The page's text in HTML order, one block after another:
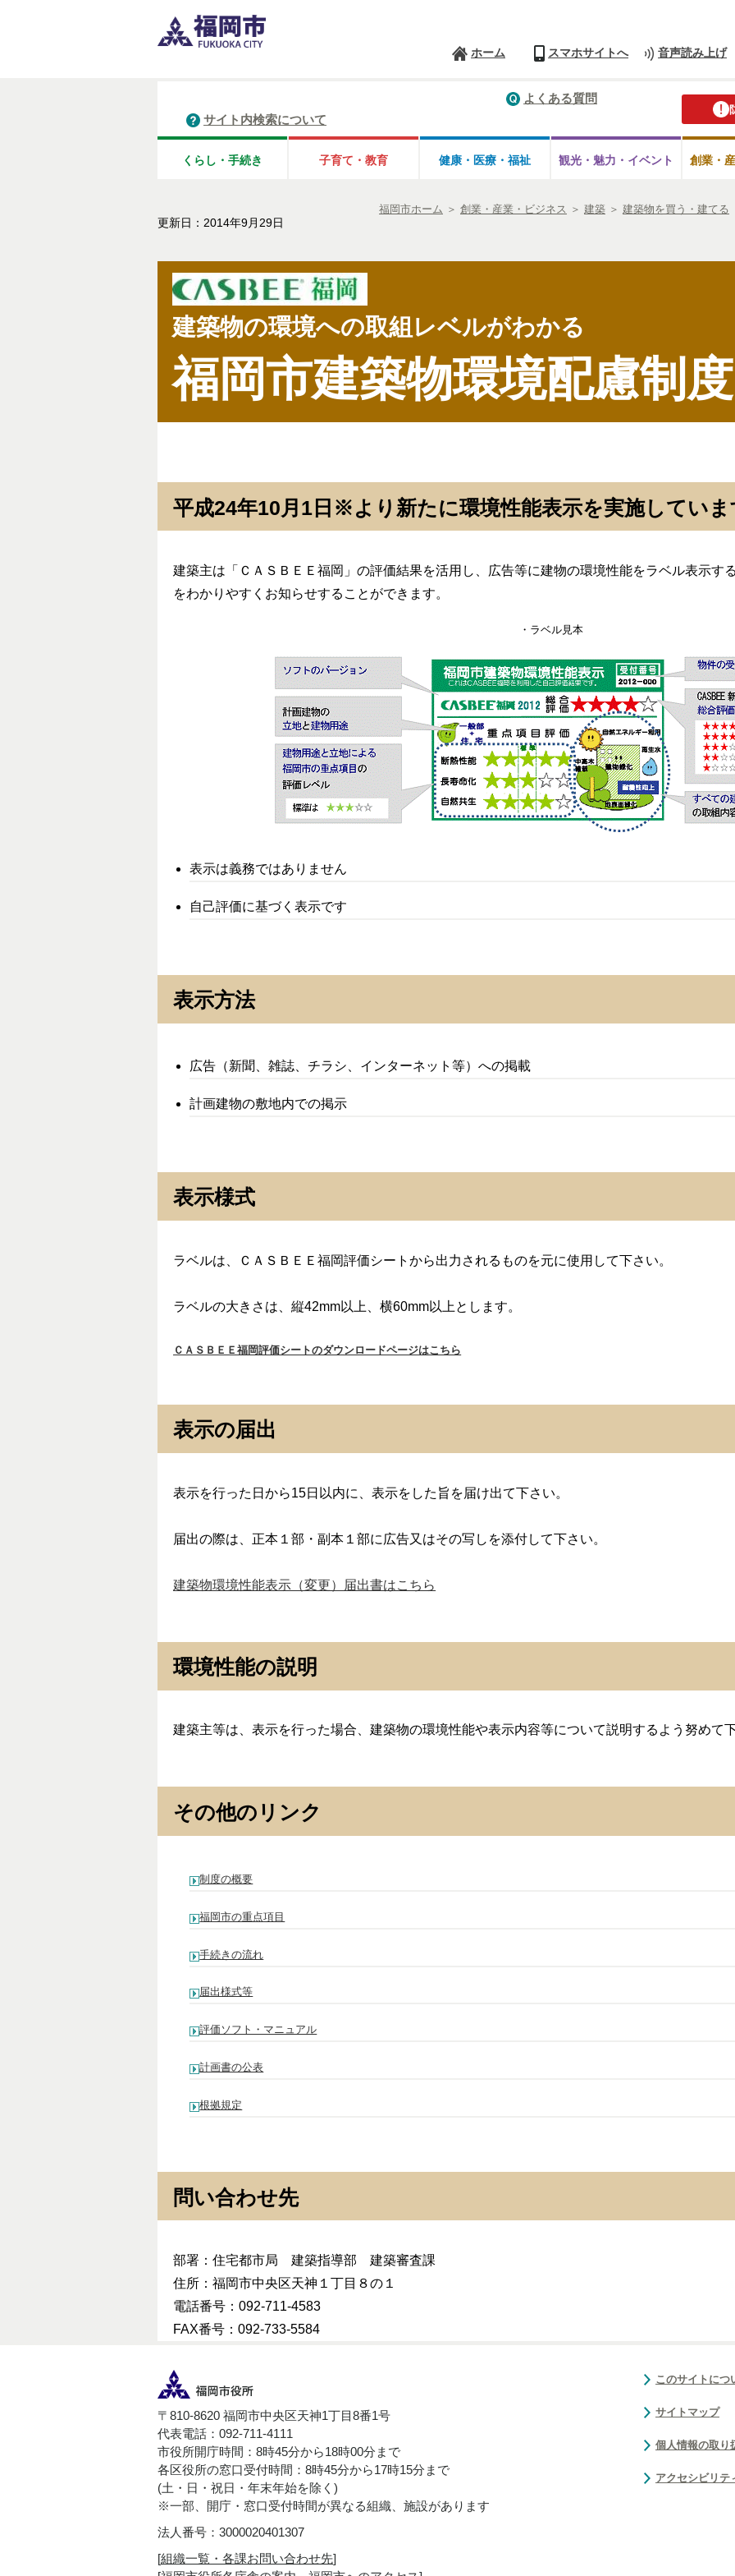
ホーム スマホサイトへ 音声読み上げ
よくある質問
サイト内検索について
くらし・手続き 子育て・教育 健康・医療・ 福祉 観光・魅力・ イベント 創業・
福岡市ホーム ＞ 創業・産業・ビジネス ＞ 建築 ＞ 建築物を買う・建てる
更新日：2014年9月29日
建築物の環境への取組レベルがわかる
福岡市建築物環境配慮制度
平成24年10月1日※より新たに環境性能表示を実施していま
建築主は「ＣＡＳＢＥＥ福岡」の評価結果を活用し、広告等に建物の環境性能をラベル表示す
をわかりやすくお知らせすることができます。
・ラベル見本
表示は義務ではありません
自己評価に基づく表示です
表示方法
広告（新聞、雑誌、チラシ、インターネット等）への掲載
計画建物の敷地内での掲示
表示様式
ラベルは、ＣＡＳＢＥＥ福岡評価シートから出力されるものを元に使用して下さい。
ラベルの大きさは、縦42mm以上、横60mm以上とします。
ＣＡＳＢＥＥ福岡評価シートのダウンロードページはこちら
表示の届出
表示を行った日から15日以内に、表示をした旨を届け出て下さい。
届出の際は、正本１部・副本１部に広告又はその写しを添付して下さい。
建築物環境性能表示（変更）届出書はこちら
環境性能の説明
建築主等は、表示を行った場合、建築物の環境性能や表示内容等について説明するよう努めて
その他のリンク
制度の概要
福岡市の重点項目
手続きの流れ
届出様式等
評価ソフト・マニュアル
計画書の公表
根拠規定
問い合わせ先
部署：住宅都市局 建築指導部 建築審査課
住所：福岡市中央区天神１丁目８の１
電話番号：092-711-4583
FAX番号：092-733-5584
〒810-8620 福岡市中央区天神1丁目8番1号
代表電話：092-711-4111
市役所開庁時間：8時45分から18時00分まで
各区役所の窓口受付時間：8時45分から17時15分まで
(土・日・祝日・年末年始を除く)
※一部、開庁・窓口受付時間が異なる組織、施設があります
法人番号：3000020401307
[組織一覧・各課お問い合わせ先]
このサイトにつ
サイトマップ
個人情報の取り
アクセシビリテ